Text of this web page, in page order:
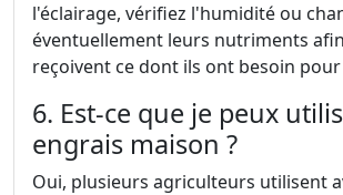
l'éclairage, vérifiez l'humidité ou
éventuellement leurs nutriments
reçoivent ce dont ils ont besoin
6. Est-ce que je peux
engrais maison ?
Oui, plusieurs agriculteurs utilisent